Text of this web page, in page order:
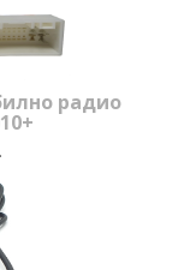
радио